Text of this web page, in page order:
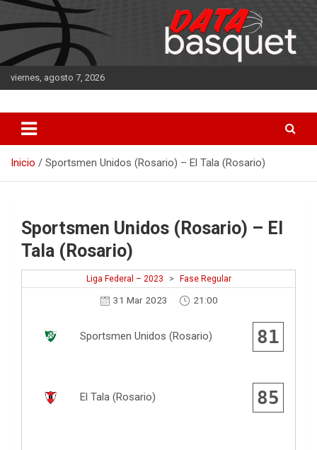
Saltar
al
contenido
viernes, agosto 7, 2026
DATA Basquet
Inicio Sportsmen Unidos (Rosario) – El Tala (Rosario)
Sportsmen Unidos (Rosario) – El
Tala (Rosario)
Liga Federal – 2023 > Fase Regular
31 Mar 2023 21:00
Sportsmen Unidos (Rosario) 81
El Tala (Rosario) 85